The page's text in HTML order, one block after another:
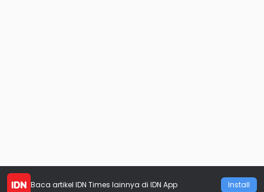
Baca artikel IDN Times lainnya di IDN App Install